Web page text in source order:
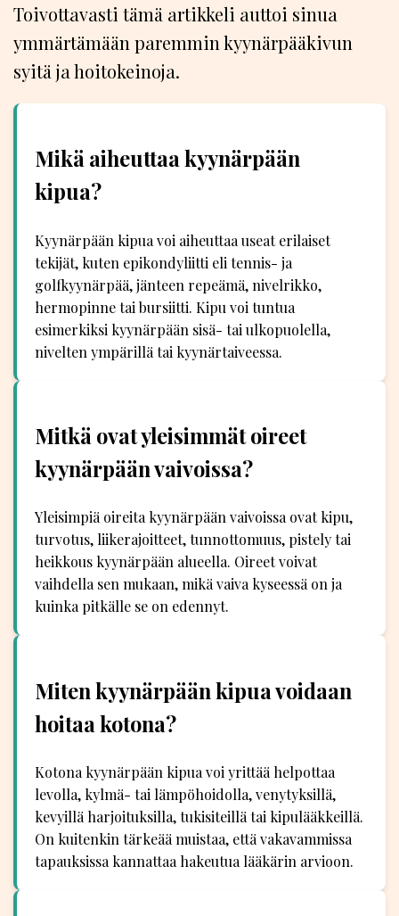
Toivottavasti tämä artikkeli auttoi sinua
ymmärtämään paremmin kyynärpääkivun
syitä ja hoitokeinoja.
Mikä aiheuttaa kyynärpään
kipua?
Kyynärpään kipua voi aiheuttaa useat erilaiset
tekijät, kuten epikondyliitti eli tennis- ja
golfkyynärpää, jänteen repeämä, nivelrikko,
hermopinne tai bursiitti. Kipu voi tuntua
esimerkiksi kyynärpään sisä- tai ulkopuolella,
nivelten ympärillä tai kyynärtaiveessa.
Mitkä ovat yleisimmät oireet
kyynärpään vaivoissa?
Yleisimpiä oireita kyynärpään vaivoissa ovat kipu,
turvotus, liikerajoitteet, tunnottomuus, pistely tai
heikkous kyynärpään alueella. Oireet voivat
vaihdella sen mukaan, mikä vaiva kyseessä on ja
kuinka pitkälle se on edennyt.
Miten kyynärpään kipua voidaan
hoitaa kotona?
Kotona kyynärpään kipua voi yrittää helpottaa
levolla, kylmä- tai lämpöhoidolla, venytyksillä,
kevyillä harjoituksilla, tukisiteillä tai kipulääkkeillä.
On kuitenkin tärkeää muistaa, että vakavammissa
tapauksissa kannattaa hakeutua lääkärin arvioon.